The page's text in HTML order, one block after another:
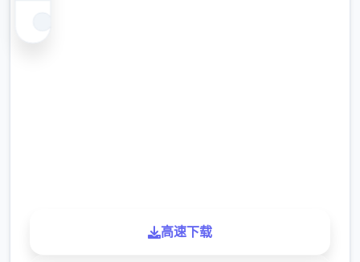
高速下载